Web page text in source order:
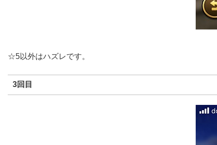
☆5以外はハズレです。
3回目